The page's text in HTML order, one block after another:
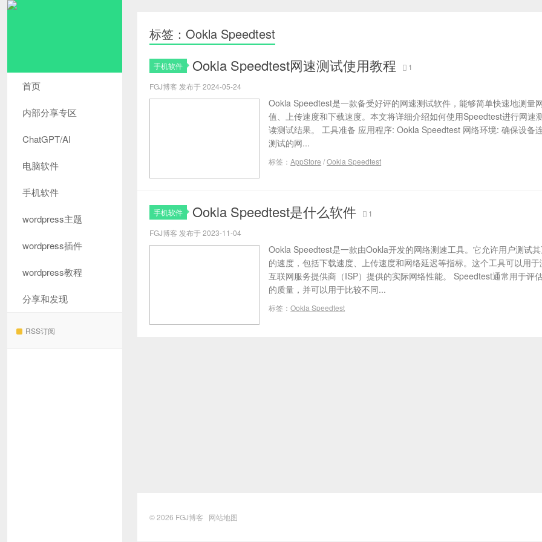
首页
内部分享专区
ChatGPT/AI
电脑软件
手机软件
wordpress主题
wordpress插件
wordpress教程
分享和发现
RSS订阅
标签：Ookla Speedtest
手机软件 Ookla Speedtest网速测试使用教程
1
FGJ博客 发布于 2024-05-24
Ookla Speedtest是一款备受好评的网速测试软件，能够简单快速地测量
值、上传速度和下载速度。本文将详细介绍如何使用Speedtest进行网速
读测试结果。 工具准备 应用程序: Ookla Speedtest 网络环境: 确保设备
测试的网...
标签：AppStore /Ookla Speedtest
手机软件 Ookla Speedtest是什么软件
1
FGJ博客 发布于 2023-11-04
Ookla Speedtest是一款由Ookla开发的网络测速工具。它允许用户测试
的速度，包括下载速度、上传速度和网络延迟等指标。这个工具可以用
互联网服务提供商（ISP）提供的实际网络性能。 Speedtest通常用于评
的质量，并可以用于比较不同...
标签：Ookla Speedtest
© 2026 FGJ博客 网站地图